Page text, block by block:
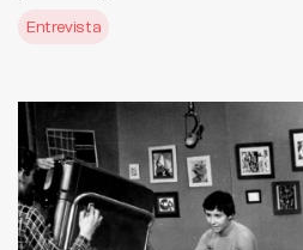
Entrevista